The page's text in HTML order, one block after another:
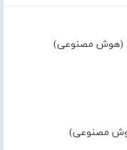
(هوش مصنوعی)
مصنوعی)